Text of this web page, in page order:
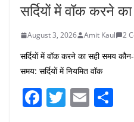
सर्दियों में वॉक करने
August 3, 2026 Amit Kaul 2
सर्दियों में वॉक करने का सही समय
समय: सर्दियों में नियमित वॉक
F T E